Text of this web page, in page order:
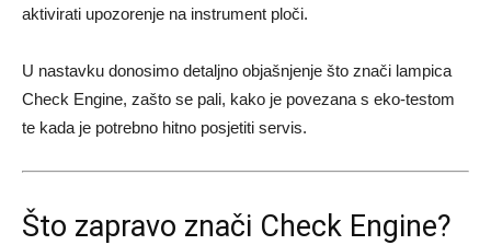
aktivirati upozorenje na instrument ploči.
U nastavku donosimo detaljno objašnjenje što znači lampica
Check Engine, zašto se pali, kako je povezana s eko-testom
te kada je potrebno hitno posjetiti servis.
Što zapravo znači Check Engine?